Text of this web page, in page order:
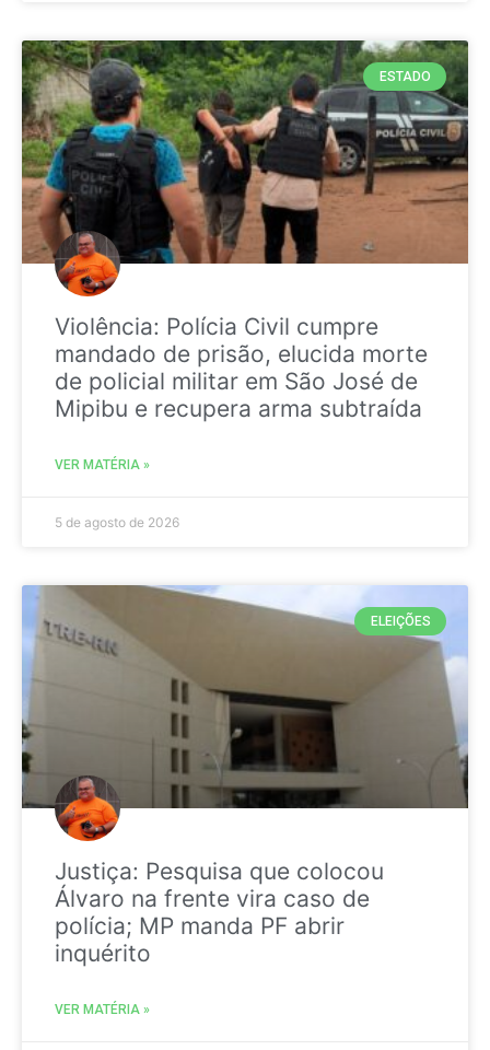
ESTADO
Violência: Polícia Civil cumpre
mandado de prisão, elucida morte
de policial militar em São José de
Mipibu e recupera arma subtraída
VER MATÉRIA »
5 de agosto de 2026
ELEIÇÕES
Justiça: Pesquisa que colocou
Álvaro na frente vira caso de
polícia; MP manda PF abrir
inquérito
VER MATÉRIA »